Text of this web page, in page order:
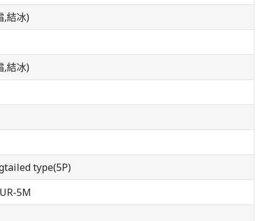
結冰)
結冰)
type(5P)
5M